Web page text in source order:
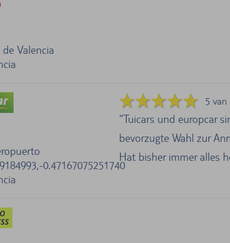
Valencia
0.47167075251740
5
Tuicars und europcar
bevorzugte Wahl zur
Hat bisher immer alles